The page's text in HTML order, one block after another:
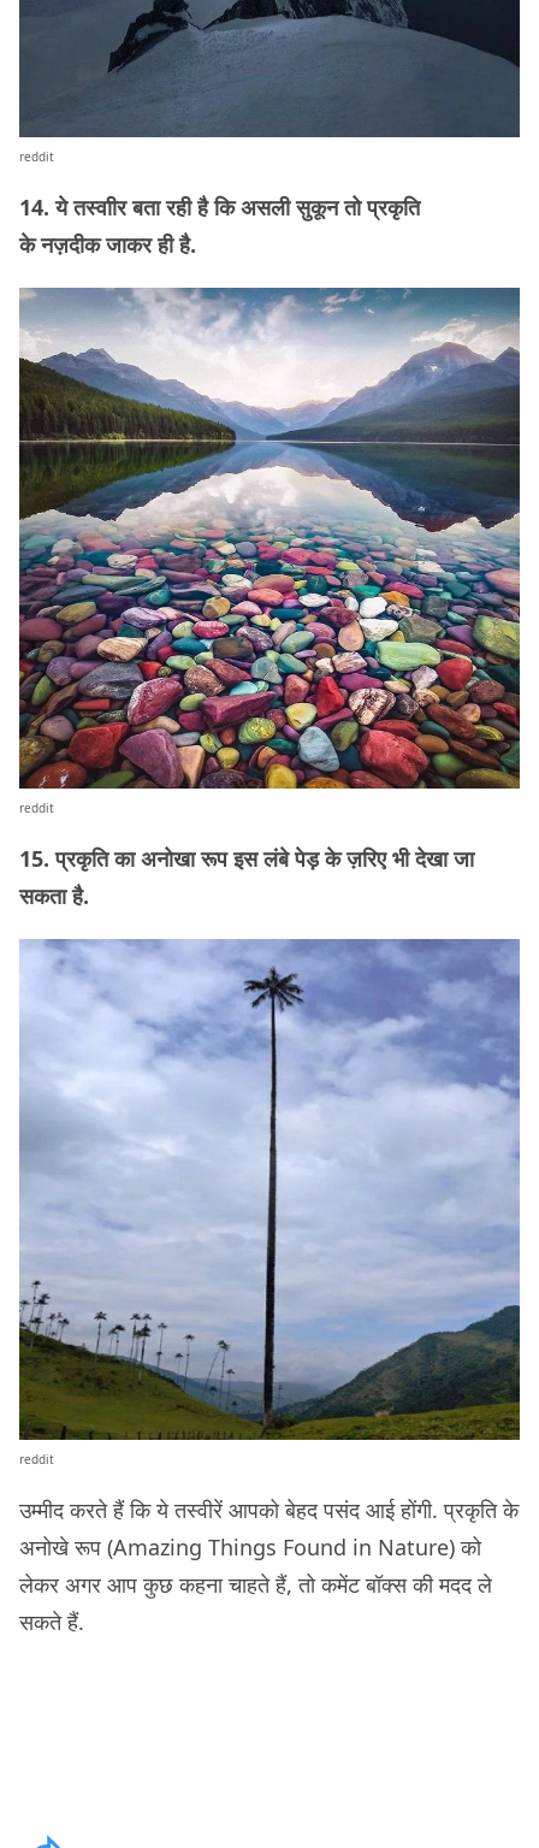
reddit
14. ये तस्वाीर बता रही है कि असली सुकून तो प्रकृति
के नज़दीक जाकर ही है.
reddit
15. प्रकृति का अनोखा रूप इस लंबे पेड़ के ज़रिए भी देखा जा
सकता है.
reddit
उम्मीद करते हैं कि ये तस्वीरें आपको बेहद पसंद आई होंगी. प्रकृति के
अनोखे रूप (Amazing Things Found in Nature) को
लेकर अगर आप कुछ कहना चाहते हैं, तो कमेंट बॉक्स की मदद ले
सकते हैं.